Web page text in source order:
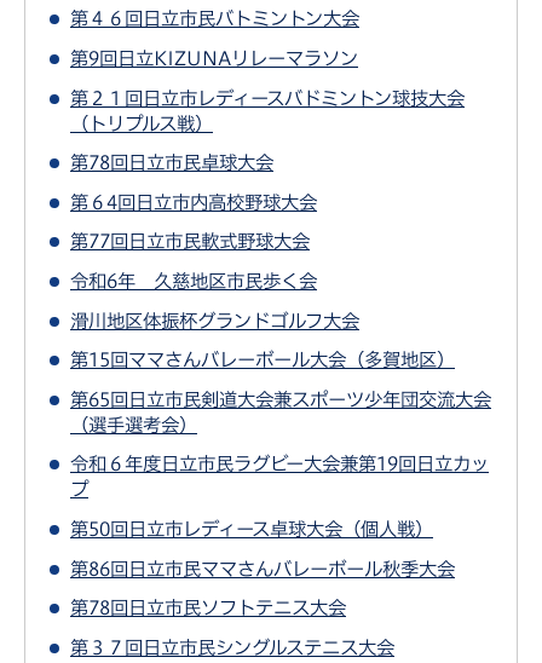
第４６回日立市民バトミントン大会
第9回日立KIZUNAリレーマラソン
第２１回日立市レディースバドミントン球技大会
（トリプルス戦）
第78回日立市民卓球大会
第６4回日立市内高校野球大会
第77回日立市民軟式野球大会
令和6年 久慈地区市民歩く会
滑川地区体振杯グランドゴルフ大会
第15回ママさんバレーボール大会（多賀地区）
第65回日立市民剣道大会兼スポーツ少年団交流大会
（選手選考会）
令和６年度日立市民ラグビー大会兼第19回日立カッ
プ
第50回日立市レディース卓球大会（個人戦）
第86回日立市民ママさんバレーボール秋季大会
第78回日立市民ソフトテニス大会
第３７回日立市民シングルステニス大会